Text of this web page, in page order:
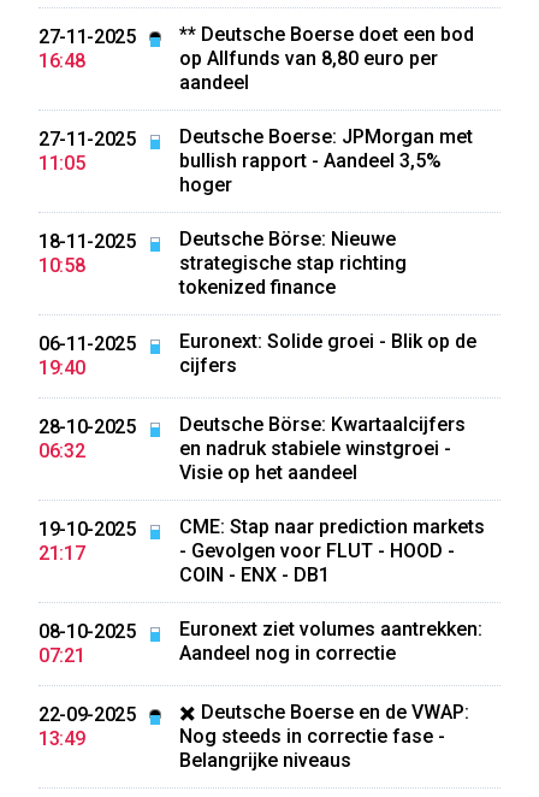
27-11-2025
16:48
** Deutsche Boerse doet een bod
op Allfunds van 8,80 euro per
aandeel
27-11-2025
11:05
Deutsche Boerse: JPMorgan met
bullish rapport - Aandeel 3,5%
hoger
18-11-2025
10:58
Deutsche Börse: Nieuwe
strategische stap richting
tokenized finance
06-11-2025
19:40
Euronext: Solide groei - Blik op de
cijfers
28-10-2025
06:32
Deutsche Börse: Kwartaalcijfers
en nadruk stabiele winstgroei -
Visie op het aandeel
19-10-2025
21:17
CME: Stap naar prediction markets
- Gevolgen voor FLUT - HOOD -
COIN - ENX - DB1
08-10-2025
07:21
Euronext ziet volumes aantrekken:
Aandeel nog in correctie
22-09-2025
13:49
✖️ Deutsche Boerse en de VWAP:
Nog steeds in correctie fase -
Belangrijke niveaus